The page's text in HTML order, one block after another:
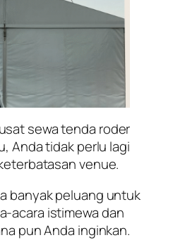
sewa tenda roder
Anda tidak perlu lagi
venue.
banyak peluang untuk
acara istimewa dan
pun Anda inginkan.